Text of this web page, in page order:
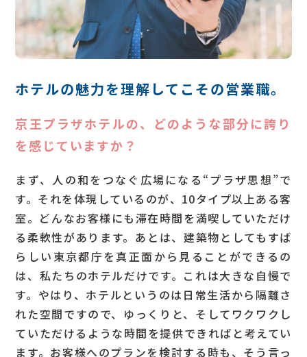
ホテルの魅力を理解してこその営業職。
Q
京王プラザホテルの、どのような部分に誇り
を感じていますか？
まず、人の和をつなぐ広場になる“プラザ思想”で
す。それを体現しているのが、10タイプ以上ある客
室。どんなお客様にも滞在時間を満喫していただけ
る柔軟性があります。あとは、建築物としてもすば
らしい東京都庁を真正面から見ることができるの
は、私たちのホテルだけです。これは大きな自慢で
す。やはり、ホテルというのは日常生活から隔離さ
れた空間ですので、ゆっくりと、そしてワクワクし
ていただけるような時間を提供できればと考えてい
ます。お客様へのプランを検討する時も、そう言っ